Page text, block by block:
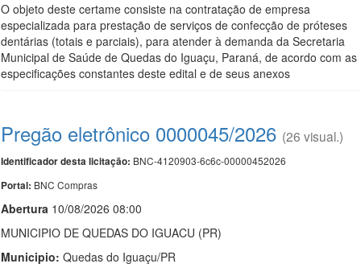
O objeto deste certame consiste na contratação de empresa
especializada para prestação de serviços de confecção de próteses
dentárias (totais e parciais), para atender à demanda da Secretaria
Municipal de Saúde de Quedas do Iguaçu, Paraná, de acordo com as
especificações constantes deste edital e de seus anexos
Pregão eletrônico 0000045/2026 (26 visual.)
Identificador desta licitação: BNC-4120903-6c6c-00000452026
Portal: BNC Compras
Abertura 10/08/2026 08:00
MUNICIPIO DE QUEDAS DO IGUACU (PR)
Municipio: Quedas do Iguaçu/PR